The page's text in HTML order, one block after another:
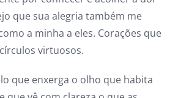
que sua alegria também me
a minha a eles. Corações que
virtuosos.
que enxerga o olho que habita